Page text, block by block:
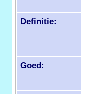
Definitie:
Goed: